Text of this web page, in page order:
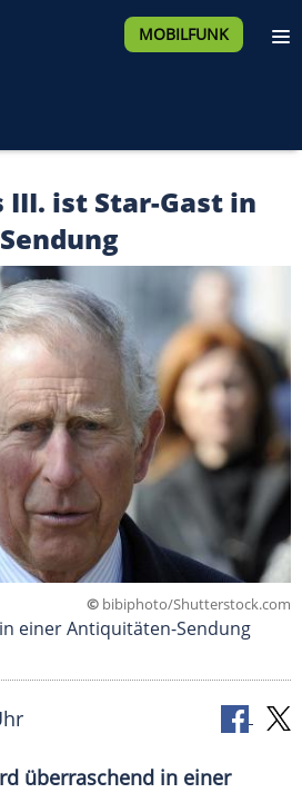
MOBILFUNK
III. ist Star-Gast in
© bibiphoto/Shutterstock.com
einer Antiquitäten-Sendung
überraschend in einer